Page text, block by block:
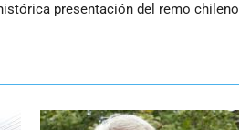
presentación del remo chileno